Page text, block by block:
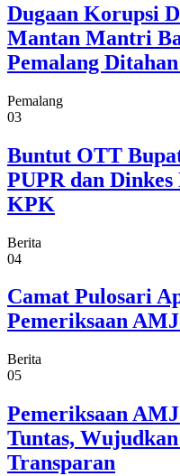
Dugaan Korupsi
Mantan Mantri
Pemalang
Pemalang
03
Buntut OTT
PUPR dan Dinkes
KPK
Berita
04
Camat Pulosari
Pemeriksaan
Berita
05
Pemeriksaan
Tuntas,
Transparan